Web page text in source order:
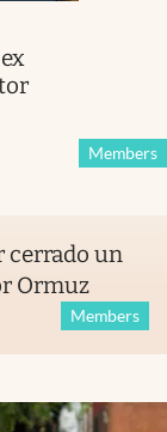
Members
cerrado un
Ormuz
Members